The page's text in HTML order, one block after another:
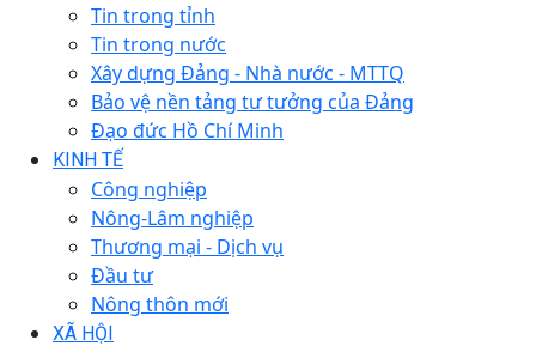
Tin trong tỉnh
Tin trong nước
Xây dựng Đảng - Nhà nước - MTTQ
Bảo vệ nền tảng tư tưởng của Đảng
Đạo đức Hồ Chí Minh
KINH TẾ
Công nghiệp
Nông-Lâm nghiệp
Thương mại - Dịch vụ
Đầu tư
Nông thôn mới
XÃ HỘI